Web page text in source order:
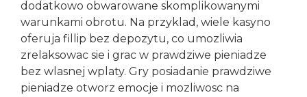
dodatkowo obwarowane skomplikowanymi
warunkami obrotu. Na przyklad, wiele kasyno
oferuja fillip bez depozytu, co umozliwia
zrelaksowac sie i grac w prawdziwe pieniadze
bez wlasnej wplaty. Gry posiadanie prawdziwe
pieniadze otworz emocje i mozliwosc na